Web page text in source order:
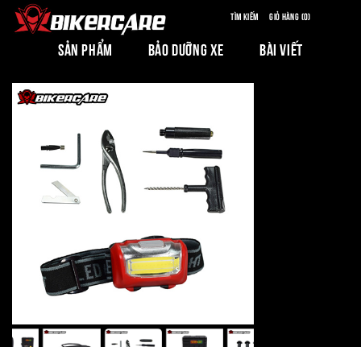
Tìm kiếm Giỏ hàng (0)
SẢN PHẨM BẢO DƯỠNG XE BÀI VIẾT